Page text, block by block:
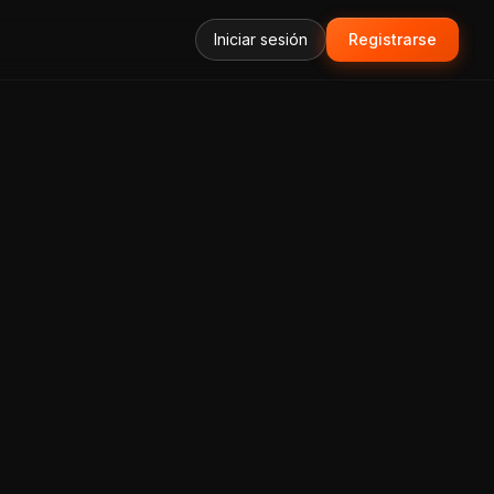
Iniciar sesión Registrarse
Todo-